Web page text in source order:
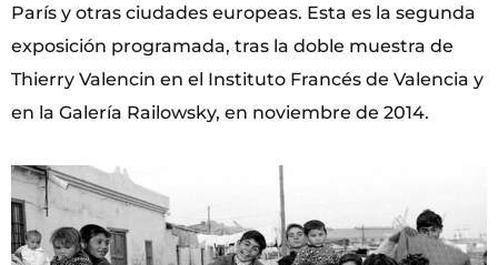
París y otras ciudades europeas. Esta es la segunda
exposición programada, tras la doble muestra de
Thierry Valencin en el Instituto Francés de Valencia y
en la Galería Railowsky, en noviembre de 2014.